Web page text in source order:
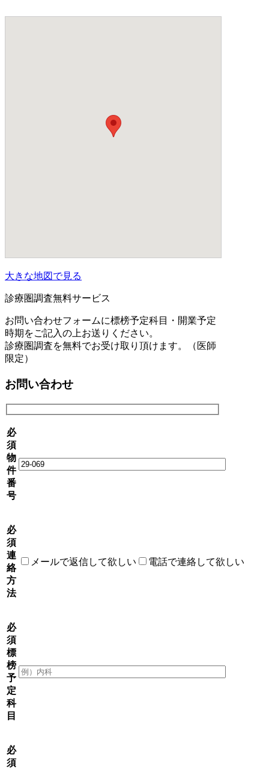
大きな地図で見る
診療圏調査無料サービス
お問い合わせフォームに標榜予定科目・開業予定
時期をご記入の上お送りください。
診療圏調査を無料でお受け取り頂けます。（医師
限定）
お問い合わせ
必
須
物
件
番
号
必
須
連
絡
方
法
メールで返信して欲しい 電話で連絡して欲しい
必
須
標
榜
予
定
科
目
必
須